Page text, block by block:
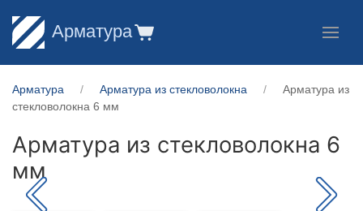
Арматура
Арматура Арматура из стекловолокна
Арматура из
стекловолокна 6 мм
Арматура из стекловолокна 6
мм